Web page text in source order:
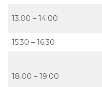
13.00 – 14.00
15.30 – 16.30
18.00 – 19.00